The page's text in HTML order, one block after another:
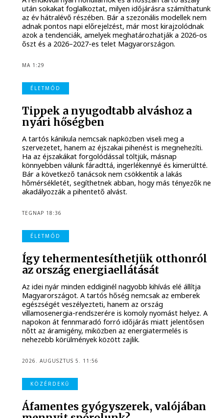
után sokakat foglalkoztat, milyen időjárásra számíthatunk
az év hátralévő részében. Bár a szezonális modellek nem
adnak pontos napi előrejelzést, már most kirajzolódnak
azok a tendenciák, amelyek meghatározhatják a 2026-os
őszt és a 2026–2027-es telet Magyarországon.
MA 1:29
ÉLETMÓD
Tippek a nyugodtabb alváshoz a
nyári hőségben
A tartós kánikula nemcsak napközben viseli meg a
szervezetet, hanem az éjszakai pihenést is megnehezíti.
Ha az éjszakákat forgolódással töltjük, másnap
könnyebben válunk fáradttá, ingerlékennyé és kimerültté.
Bár a következő tanácsok nem csökkentik a lakás
hőmérsékletét, segíthetnek abban, hogy más tényezők ne
akadályozzák a pihentető alvást.
TEGNAP 18:36
ÉLETMÓD
Így tehermentesíthetjük otthonról
az ország energiaellátását
Az idei nyár minden eddiginél nagyobb kihívás elé állítja
Magyarországot. A tartós hőség nemcsak az emberek
egészségét veszélyezteti, hanem az ország
villamosenergia-rendszerére is komoly nyomást helyez. A
napokon át fennmaradó forró időjárás miatt jelentősen
nőtt az áramigény, miközben az energiatermelés is
nehezebb körülmények között zajlik.
2026. AUGUSZTUS 5. 11:56
KÖZÉRDEKŰ
Áfamentes gyógyszerek, valójában